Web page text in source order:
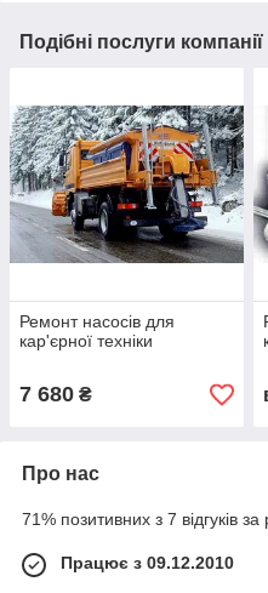
Подібні послуги компанії
Ремонт насосів для
кар'єрної техніки
7 680 ₴
Про нас
71% позитивних з 7 відгуків за
Працює з 09.12.2010